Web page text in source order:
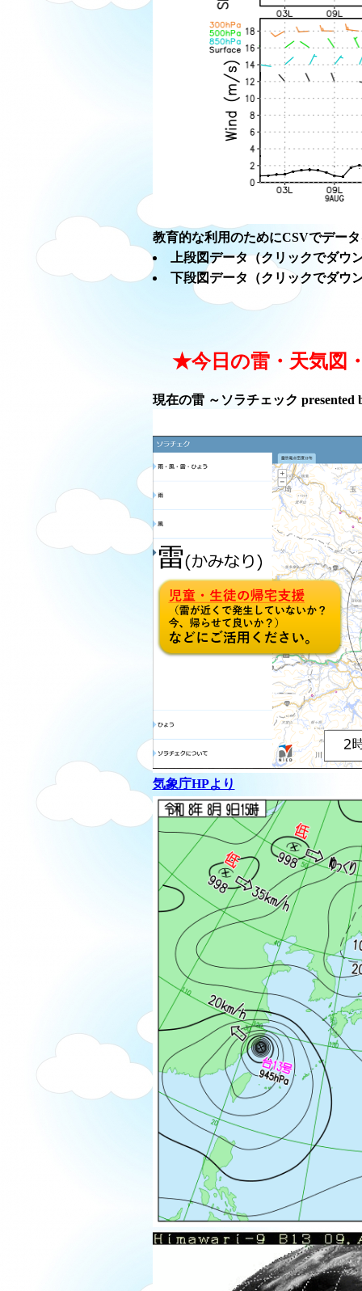
教育的な利用のためにCSVでデー
上段図データ（クリックでダウ
下段図データ（クリックでダウ
★今日の雷・天気図
現在の雷 ～ソラチェック presented
気象庁HPより